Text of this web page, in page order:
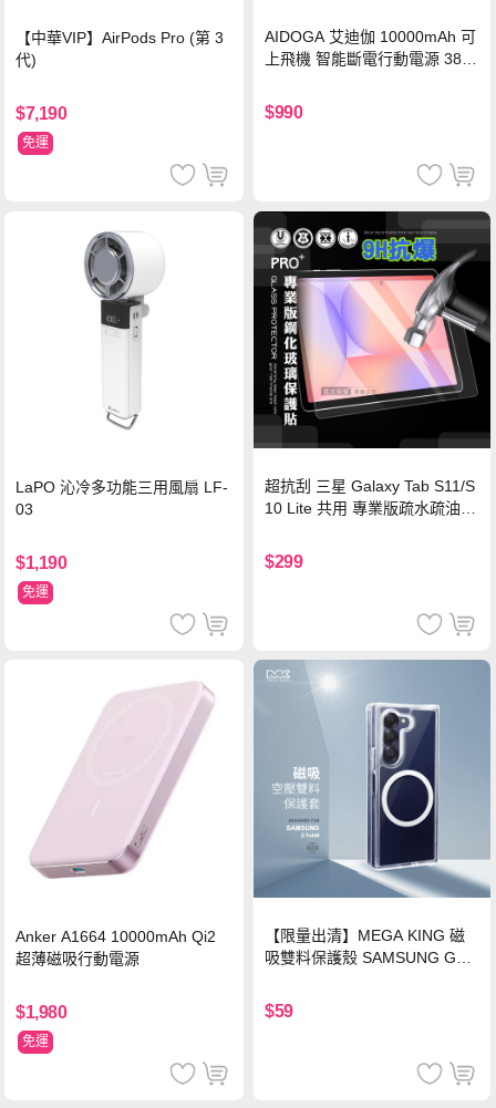
【中華VIP】AirPods Pro (第 3
代)
$7,190
免運
AIDOGA 艾迪伽 10000mAh 可
上飛機 智能斷電行動電源 38.5
灣BSMI/中國CCC/歐美CE/FCC
認證
$990
LaPO 沁冷多功能三用風扇 LF-
03
$1,190
免運
超抗刮 三星 Galaxy Tab S11/S
10 Lite 共用 專業版疏水疏油9
$299
Anker A1664 10000mAh Qi2
超薄磁吸行動電源
$1,980
免運
【限量出清】MEGA KING 磁
吸雙料保護殼 SAMSUNG Gala
$59